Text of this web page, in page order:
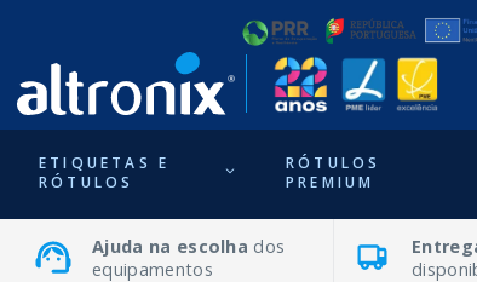
ETIQUETAS E
RÓTULOS
RÓTULOS
PREMIUM
Ajuda na escolha dos
equipamentos